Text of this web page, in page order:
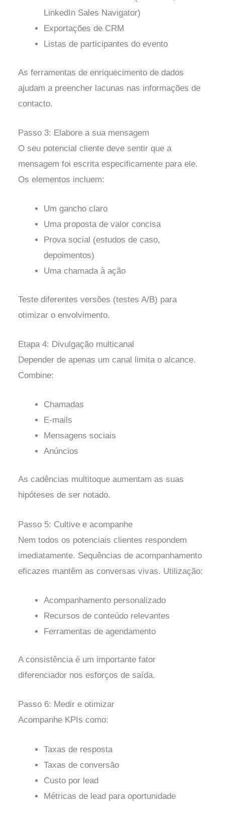
LinkedIn Sales Navigator)
Exportações de CRM
Listas de participantes do evento
As ferramentas de enriquecimento de dados
ajudam a preencher lacunas nas informações de
contacto.
Passo 3: Elabore a sua mensagem
O seu potencial cliente deve sentir que a
mensagem foi escrita especificamente para ele.
Os elementos incluem:
Um gancho claro
Uma proposta de valor concisa
Prova social (estudos de caso,
depoimentos)
Uma chamada à ação
Teste diferentes versões (testes A/B) para
otimizar o envolvimento.
Etapa 4: Divulgação multicanal
Depender de apenas um canal limita o alcance.
Combine:
Chamadas
E-mails
Mensagens sociais
Anúncios
As cadências multitoque aumentam as suas
hipóteses de ser notado.
Passo 5: Cultive e acompanhe
Nem todos os potenciais clientes respondem
imediatamente. Sequências de acompanhamento
eficazes mantêm as conversas vivas. Utilização:
Acompanhamento personalizado
Recursos de conteúdo relevantes
Ferramentas de agendamento
A consistência é um importante fator
diferenciador nos esforços de saída.
Passo 6: Medir e otimizar
Acompanhe KPIs como:
Taxas de resposta
Taxas de conversão
Custo por lead
Métricas de lead para oportunidade